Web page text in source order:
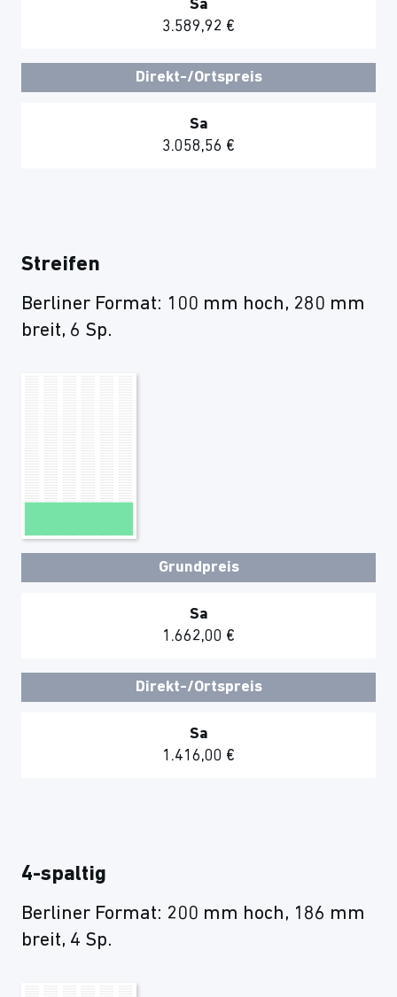
Sa
3.589,92 €
Direkt-/Ortspreis
Sa
3.058,56 €
Streifen
Berliner Format: 100 mm hoch, 280 mm
breit, 6 Sp.
Grundpreis
Sa
1.662,00 €
Direkt-/Ortspreis
Sa
1.416,00 €
4-spaltig
Berliner Format: 200 mm hoch, 186 mm
breit, 4 Sp.